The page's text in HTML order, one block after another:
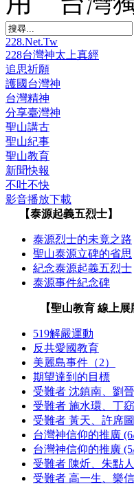
228.Net.Tw
228台灣神太上真經
追思祈願
護國台灣神
台灣精神
分享臺灣神
聖山講古
聖山紀事
聖山教育
新聞快報
不吐不快
影音播放下載
【泰源起義五烈士】
泰源烈士的未竟之路
聖山泰源立碑的省思
紀念泰源起義五烈士
泰源事件紀念碑
【聖山教育 線上展
519解嚴運動
反共愛國教育
美麗島事件（2）
期望達到的目標
受難者 沈鎮南、劉
受難者 施水環、丁
受難者 黃天、許席圖
台灣神信仰的推廣
台灣神信仰的推廣
受難者 陳炘、朱點人
受難者 高一生、樂